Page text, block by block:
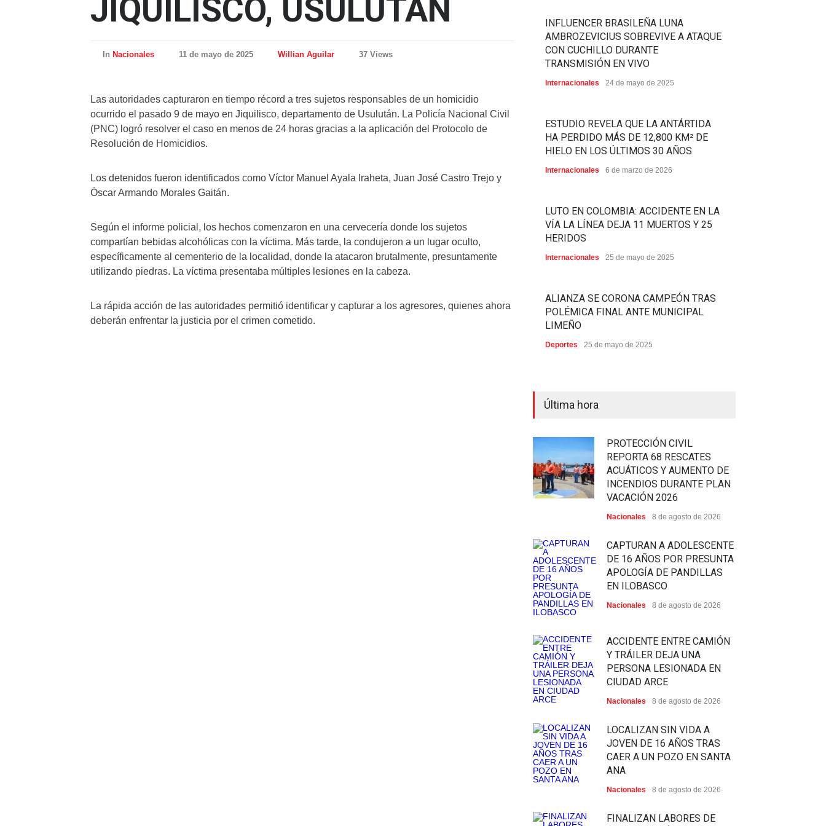
JIQUILISCO, USULUTÁN
In Nacionales 11 de mayo de 2025 Willian Aguilar 37 Views
Las autoridades capturaron en tiempo récord a tres sujetos responsables de un homicidio
ocurrido el pasado 9 de mayo en Jiquilisco, departamento de Usulután. La Policía Nacional Civil
(PNC) logró resolver el caso en menos de 24 horas gracias a la aplicación del Protocolo de
Resolución de Homicidios.
Los detenidos fueron identificados como Víctor Manuel Ayala Iraheta, Juan José Castro Trejo y
Óscar Armando Morales Gaitán.
Según el informe policial, los hechos comenzaron en una cervecería donde los sujetos
compartían bebidas alcohólicas con la víctima. Más tarde, la condujeron a un lugar oculto,
específicamente al cementerio de la localidad, donde la atacaron brutalmente, presuntamente
utilizando piedras. La víctima presentaba múltiples lesiones en la cabeza.
La rápida acción de las autoridades permitió identificar y capturar a los agresores, quienes ahora
deberán enfrentar la justicia por el crimen cometido.
INFLUENCER BRASILEÑA LUNA
AMBROZEVICIUS SOBREVIVE A ATAQUE
CON CUCHILLO DURANTE
TRANSMISIÓN EN VIVO
Internacionales 24 de mayo de 2025
ESTUDIO REVELA QUE LA ANTÁRTIDA
HA PERDIDO MÁS DE 12,800 KM² DE
HIELO EN LOS ÚLTIMOS 30 AÑOS
Internacionales 6 de marzo de 2026
LUTO EN COLOMBIA: ACCIDENTE EN LA
VÍA LA LÍNEA DEJA 11 MUERTOS Y 25
HERIDOS
Internacionales 25 de mayo de 2025
ALIANZA SE CORONA CAMPEÓN TRAS
POLÉMICA FINAL ANTE MUNICIPAL
LIMEÑO
Deportes 25 de mayo de 2025
Última hora
PROTECCIÓN CIVIL
REPORTA 68 RESCATES
ACUÁTICOS Y AUMENTO DE
INCENDIOS DURANTE PLAN
VACACIÓN 2026
Nacionales 8 de agosto de 2026
CAPTURAN A ADOLESCENTE
DE 16 AÑOS POR PRESUNTA
APOLOGÍA DE PANDILLAS
EN ILOBASCO
Nacionales 8 de agosto de 2026
ACCIDENTE ENTRE CAMIÓN
Y TRÁILER DEJA UNA
PERSONA LESIONADA EN
CIUDAD ARCE
Nacionales 8 de agosto de 2026
LOCALIZAN SIN VIDA A
JOVEN DE 16 AÑOS TRAS
CAER A UN POZO EN SANTA
ANA
Nacionales 8 de agosto de 2026
FINALIZAN LABORES DE